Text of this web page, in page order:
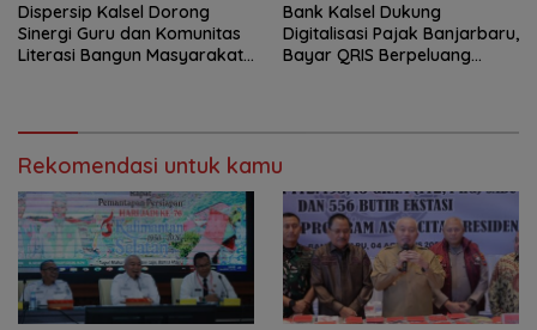
Dispersip Kalsel Dorong
Sinergi Guru dan Komunitas
Literasi Bangun Masyarakat
Bank Kalsel Dukung
Digitalisasi Pajak Banjarbaru,
Bayar QRIS Berpeluang
Rekomendasi untuk kamu